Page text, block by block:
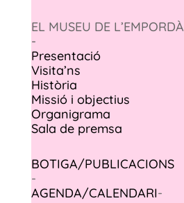
EL MUSEU DE L’EMPORDÀ
-
Presentació
Visita’ns
Història
Missió i objectius
Organigrama
Sala de premsa
BOTIGA/PUBLICACIONS
-
AGENDA/CALENDARI-